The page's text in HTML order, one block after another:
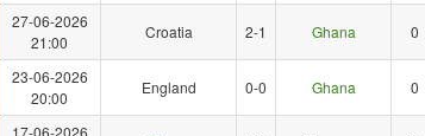
27-06-2026
21:00
Croatia 2-1 Ghana 0
23-06-2026
20:00
England 0-0 Ghana 0
17-06-2026